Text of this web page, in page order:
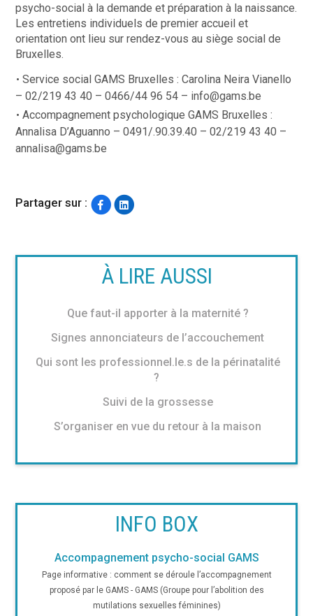
psycho-social à la demande et préparation à la naissance.
Les entretiens individuels de premier accueil et
orientation ont lieu sur rendez-vous au siège social de
Bruxelles.
Service social GAMS Bruxelles : Carolina Neira Vianello
– 02/219 43 40 – 0466/44 96 54 – info@gams.be
Accompagnement psychologique GAMS Bruxelles :
Annalisa D’Aguanno – 0491/.90.39.40 – 02/219 43 40 –
annalisa@gams.be
Partager sur :
À LIRE AUSSI
Que faut-il apporter à la maternité ?
Signes annonciateurs de l’accouchement
Qui sont les professionnel.le.s de la périnatalité
?
Suivi de la grossesse
S’organiser en vue du retour à la maison
INFO BOX
Accompagnement psycho-social GAMS
Page informative : comment se déroule l’accompagnement
proposé par le GAMS - GAMS (Groupe pour l’abolition des
mutilations sexuelles féminines)